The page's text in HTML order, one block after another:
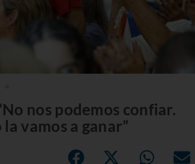
nos podemos confiar.
vamos a ganar”